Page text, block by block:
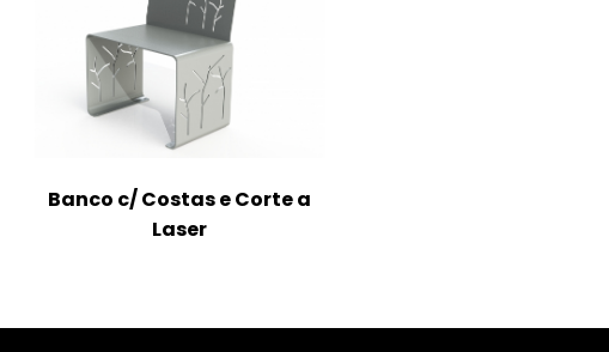
Banco c/ Costas e Corte a
Laser